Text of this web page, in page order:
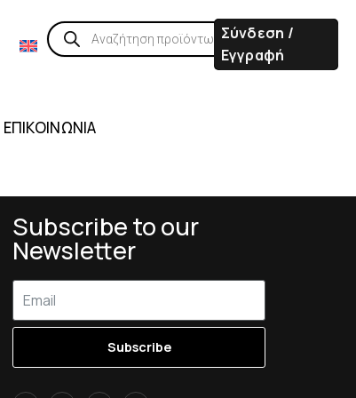
Σύνδεση /
Εγγραφή
ΕΠΙΚΟΙΝΩΝΙΑ
Subscribe to our
Newsletter
Subscribe